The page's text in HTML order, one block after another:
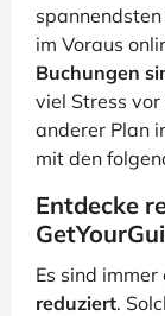
im Voraus
Buchungen
viel Stress
anderer Plan
mit den
Entdecke
Es sind immer
reduziert.